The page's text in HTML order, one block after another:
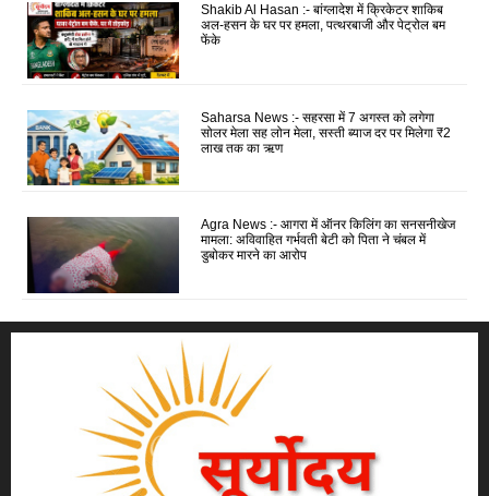
Shakib Al Hasan :- बांग्लादेश में क्रिकेटर शाकिब
अल-हसन के घर पर हमला, पत्थरबाजी और पेट्रोल बम
फेंके
Saharsa News :- सहरसा में 7 अगस्त को लगेगा
सोलर मेला सह लोन मेला, सस्ती ब्याज दर पर मिलेगा ₹2
लाख तक का ऋण
Agra News :- आगरा में ऑनर किलिंग का सनसनीखेज
मामला: अविवाहित गर्भवती बेटी को पिता ने चंबल में
डुबोकर मारने का आरोप